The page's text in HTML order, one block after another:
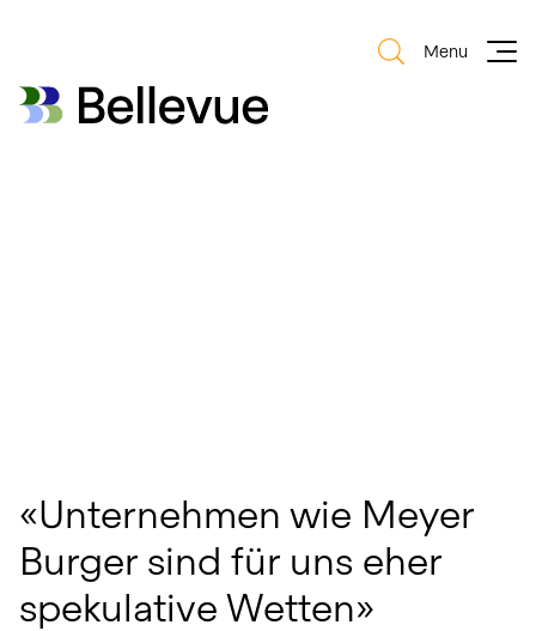
Bellevue Group AG
Menu
«Unternehmen wie Meyer
Burger sind für uns eher
spekulative Wetten»